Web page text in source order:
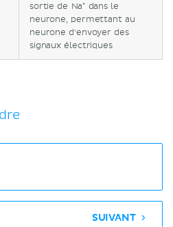
sortie de Na⁺ dans le
neurone, permettant au
neurone d'envoyer des
signaux électriques
SUIVANT